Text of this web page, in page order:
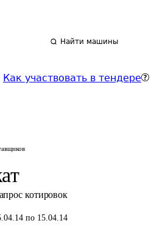
Найти машины
Как участвовать в тендере
котировок
по 15.04.14